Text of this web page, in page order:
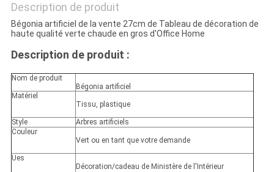
POLITIQUE
DE
CONFIDENTIALITÉ
Description de produit
Bégonia artificiel de la vente 27cm de Tableau de décoration de
haute qualité verte chaude en gros d'Office Home
Description de produit :
Nom de produit
Bégonia artificiel
Matériel
Tissu, plastique
Style
Arbres artificiels
Couleur
Vert ou en tant que votre demande
Ues
Décoration/cadeau de Ministère de l'Intérieur